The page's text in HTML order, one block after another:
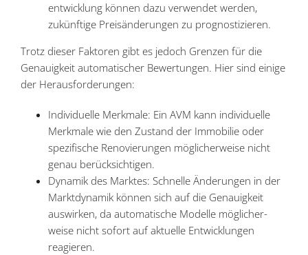
entwicklung können dazu verwendet werden,
zukünftige Preis­än­de­rungen zu prognostizieren.
Trotz dieser Faktoren gibt es jedoch Grenzen für die
Genau­igkeit automa­ti­scher Bewer­tungen. Hier sind einige
der Herausforderungen:
Indivi­duelle Merkmale: Ein AVM kann indivi­duelle
Merkmale wie den Zustand der Immobilie oder
spezi­fische Renovie­rungen mögli­cher­weise nicht
genau berücksichtigen.
Dynamik des Marktes: Schnelle Änderungen in der
Markt­dy­namik können sich auf die Genau­igkeit
auswirken, da automa­tische Modelle mögli­cher­
weise nicht sofort auf aktuelle Entwick­lungen
reagieren.